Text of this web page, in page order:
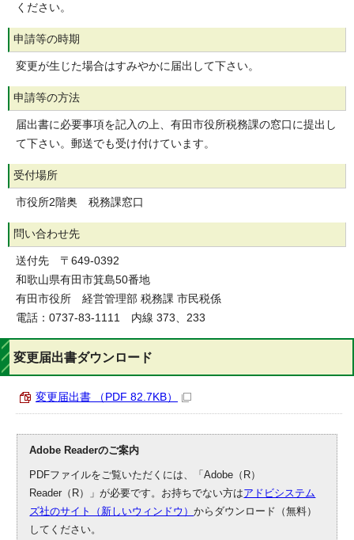
ください。
申請等の時期
変更が生じた場合はすみやかに届出して下さい。
申請等の方法
届出書に必要事項を記入の上、有田市役所税務課の窓口に提出し
て下さい。郵送でも受け付けています。
受付場所
市役所2階奥 税務課窓口
問い合わせ先
送付先 〒649-0392
和歌山県有田市箕島50番地
有田市役所 経営管理部 税務課 市民税係
電話：0737-83-1111 内線 373、233
変更届出書ダウンロード
変更届出書 （PDF 82.7KB）
Adobe Readerのご案内
PDFファイルをご覧いただくには、「Adobe（R）
Reader（R）」が必要です。お持ちでない方はアドビシステム
ズ社のサイト（新しいウィンドウ）からダウンロード（無料）
してください。